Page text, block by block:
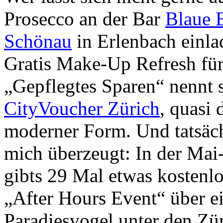
Prosecco an der Bar Blaue
Schönau in Erlenbach
Gratis Make-Up Refresh
„Gepflegtes Sparen“
CityVoucher Zürich, quasi
moderner Form. Und
mich überzeugt: In der
gibts 29 Mal etwas
„After Hours Event“ über